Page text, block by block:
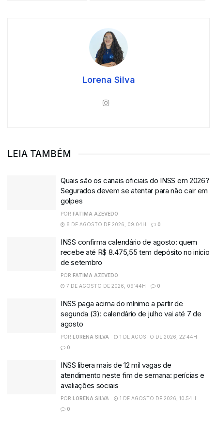
Lorena Silva
LEIA TAMBÉM
Quais são os canais oficiais do INSS em 2026?
Segurados devem se atentar para não cair em
golpes
POR FATIMA AZEVEDO
8 DE AGOSTO DE 2026, 09:04H
0
INSS confirma calendário de agosto: quem
recebe até R$ 8.475,55 tem depósito no início
de setembro
POR FATIMA AZEVEDO
7 DE AGOSTO DE 2026, 09:44H
0
INSS paga acima do mínimo a partir de
segunda (3): calendário de julho vai até 7 de
agosto
POR LORENA SILVA
1 DE AGOSTO DE 2026, 22:44H
0
INSS libera mais de 12 mil vagas de
atendimento neste fim de semana: perícias e
avaliações sociais
POR LORENA SILVA
1 DE AGOSTO DE 2026, 10:54H
0